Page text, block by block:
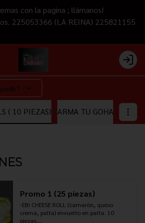
con la pagina ; llámanos!
225053366 (LA REINA) 225821155
Login
( 10 PIEZAS) ARMA TU GOHAN
Promo 1 (25 piezas)
-EBI CHEESE ROLL (camarón, queso
crema, palta) envuelto en palta. 10
piezas.